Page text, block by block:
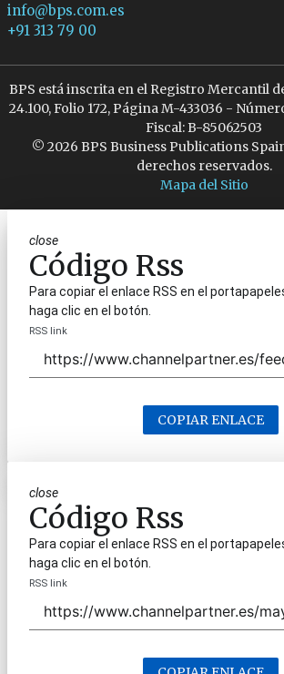
info@bps.com.es
+91 313 79 00
BPS está inscrita en el Registro Mercantil
24.100, Folio 172, Página M-433036 -
Fiscal: B-85062503
© 2026 BPS Business Publications
derechos reservados.
Mapa del Sitio
close
Código Rss
Para copiar el enlace RSS en el
haga clic en el botón.
RSS link
COPIAR ENLACE
close
Código Rss
Para copiar el enlace RSS en el
haga clic en el botón.
RSS link